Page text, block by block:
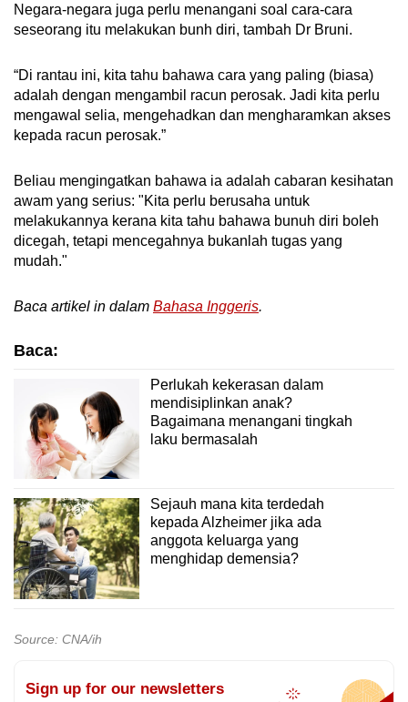
Negara-negara juga perlu menangani soal cara-cara
seseorang itu melakukan bunh diri, tambah Dr Bruni.
“Di rantau ini, kita tahu bahawa cara yang paling (biasa)
adalah dengan mengambil racun perosak. Jadi kita perlu
mengawal selia, mengehadkan dan mengharamkan akses
kepada racun perosak.”
Beliau mengingatkan bahawa ia adalah cabaran kesihatan
awam yang serius: "Kita perlu berusaha untuk
melakukannya kerana kita tahu bahawa bunuh diri boleh
dicegah, tetapi mencegahnya bukanlah tugas yang
mudah."
Baca artikel in dalam Bahasa Inggeris.
Baca:
Perlukah kekerasan dalam
mendisiplinkan anak?
Bagaimana menangani tingkah
laku bermasalah
Sejauh mana kita terdedah
kepada Alzheimer jika ada
anggota keluarga yang
menghidap demensia?
Source: CNA/ih
Sign up for our newsletters